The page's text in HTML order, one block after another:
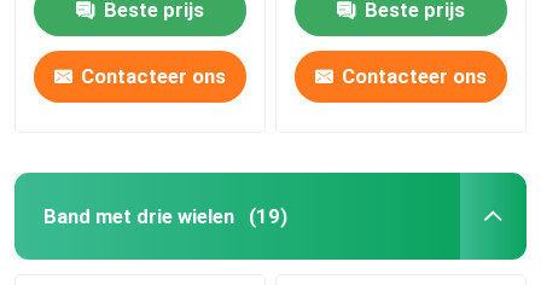
Beste prijs
Contacteer ons
Beste prijs
Contacteer ons
Band met drie wielen (19)